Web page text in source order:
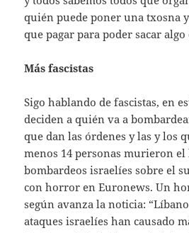
quién puede poner una txosna
que pagar para poder sacar
Más fascistas
Sigo hablando de fascistas, en
deciden a quién va a
que dan las órdenes y las y los
menos 14 personas murieron el
bombardeos israelíes sobre el
con horror en Euronews. Un
según avanza la noticia:
ataques israelíes han causado